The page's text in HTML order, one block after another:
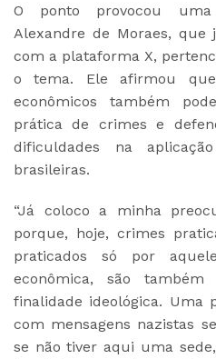
O ponto provocou
Alexandre de Moraes, que
com a plataforma X,
o tema. Ele afirmou
econômicos também
prática de crimes e
dificuldades na
brasileiras.
“Já coloco a minha
porque, hoje, crimes
praticados só por
econômica, são
finalidade ideológica. Uma
com mensagens nazistas
se não tiver aqui uma